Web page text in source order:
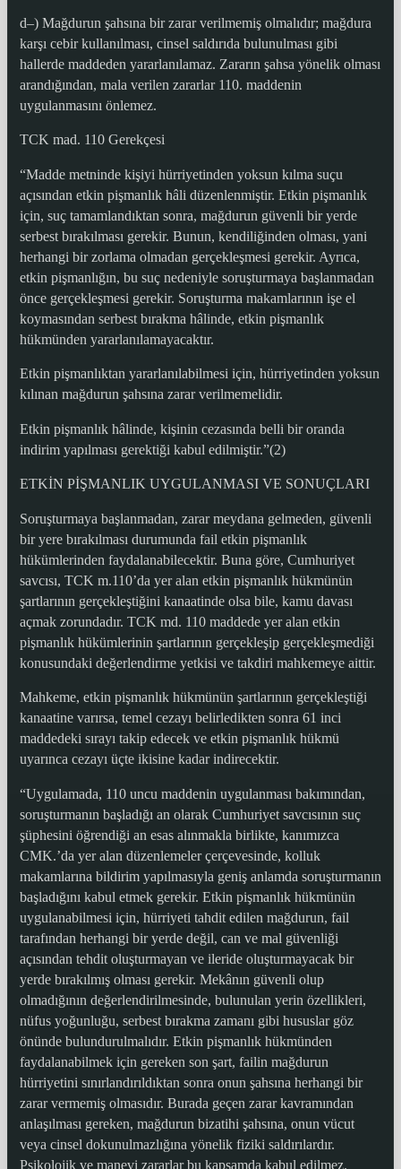
d–) Mağdurun şahsına bir zarar verilmemiş olmalıdır; mağdura
karşı cebir kullanılması, cinsel saldırıda bulunulması gibi
hallerde maddeden yararlanılamaz. Zararın şahsa yönelik olması
arandığından, mala verilen zararlar 110. maddenin
uygulanmasını önlemez.
TCK mad. 110 Gerekçesi
“Madde metninde kişiyi hürriyetinden yoksun kılma suçu
açısından etkin pişmanlık hâli düzenlenmiştir. Etkin pişmanlık
için, suç tamamlandıktan sonra, mağdurun güvenli bir yerde
serbest bırakılması gerekir. Bunun, kendiliğinden olması, yani
herhangi bir zorlama olmadan gerçekleşmesi gerekir. Ayrıca,
etkin pişmanlığın, bu suç nedeniyle soruşturmaya başlanmadan
önce gerçekleşmesi gerekir. Soruşturma makamlarının işe el
koymasından serbest bırakma hâlinde, etkin pişmanlık
hükmünden yararlanılamayacaktır.
Etkin pişmanlıktan yararlanılabilmesi için, hürriyetinden yoksun
kılınan mağdurun şahsına zarar verilmemelidir.
Etkin pişmanlık hâlinde, kişinin cezasında belli bir oranda
indirim yapılması gerektiği kabul edilmiştir.”(2)
ETKİN PİŞMANLIK UYGULANMASI VE SONUÇLARI
Soruşturmaya başlanmadan, zarar meydana gelmeden, güvenli
bir yere bırakılması durumunda fail etkin pişmanlık
hükümlerinden faydalanabilecektir. Buna göre, Cumhuriyet
savcısı, TCK m.110’da yer alan etkin pişmanlık hükmünün
şartlarının gerçekleştiğini kanaatinde olsa bile, kamu davası
açmak zorundadır. TCK md. 110 maddede yer alan etkin
pişmanlık hükümlerinin şartlarının gerçekleşip gerçekleşmediği
konusundaki değerlendirme yetkisi ve takdiri mahkemeye aittir.
Mahkeme, etkin pişmanlık hükmünün şartlarının gerçekleştiği
kanaatine varırsa, temel cezayı belirledikten sonra 61 inci
maddedeki sırayı takip edecek ve etkin pişmanlık hükmü
uyarınca cezayı üçte ikisine kadar indirecektir.
“Uygulamada, 110 uncu maddenin uygulanması bakımından,
soruşturmanın başladığı an olarak Cumhuriyet savcısının suç
şüphesini öğrendiği an esas alınmakla birlikte, kanımızca
CMK.’da yer alan düzenlemeler çerçevesinde, kolluk
makamlarına bildirim yapılmasıyla geniş anlamda soruşturmanın
başladığını kabul etmek gerekir. Etkin pişmanlık hükmünün
uygulanabilmesi için, hürriyeti tahdit edilen mağdurun, fail
tarafından herhangi bir yerde değil, can ve mal güvenliği
açısından tehdit oluşturmayan ve ileride oluşturmayacak bir
yerde bırakılmış olması gerekir. Mekânın güvenli olup
olmadığının değerlendirilmesinde, bulunulan yerin özellikleri,
nüfus yoğunluğu, serbest bırakma zamanı gibi hususlar göz
önünde bulundurulmalıdır. Etkin pişmanlık hükmünden
faydalanabilmek için gereken son şart, failin mağdurun
hürriyetini sınırlandırıldıktan sonra onun şahsına herhangi bir
zarar vermemiş olmasıdır. Burada geçen zarar kavramından
anlaşılması gereken, mağdurun bizatihi şahsına, onun vücut
veya cinsel dokunulmazlığına yönelik fiziki saldırılardır.
Psikolojik ve manevi zararlar bu kapsamda kabul edilmez.